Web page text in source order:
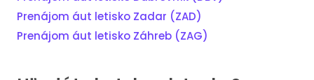
Prenájom áut letisko Zadar (ZAD)
Prenájom áut letisko Záhreb (ZAG)